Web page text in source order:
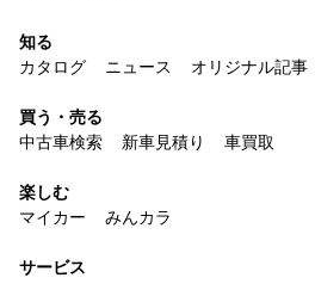
知る
カタログ
ニュース オリジナル記事
買う・売る
中古車検索
新車見積り 車買取
楽しむ
マイカー
みんカラ
サービス